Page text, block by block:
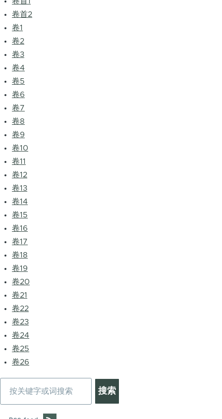
卷首2
卷1
卷2
卷3
卷4
卷5
卷6
卷7
卷8
卷9
卷10
卷11
卷12
卷13
卷14
卷15
卷16
卷17
卷18
卷19
卷20
卷21
卷22
卷23
卷24
卷25
卷26